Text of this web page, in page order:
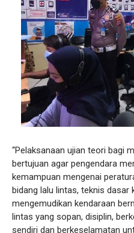
“Pelaksanaan ujian teori bagi
bertujuan agar pengendara
kemampuan mengenai
bidang lalu lintas, teknis dasar
mengemudikan kendaraan
lintas yang sopan, disiplin,
sendiri dan berkeselamatan